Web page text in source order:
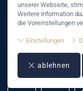
unserer Webseite,
Weitere Information
die Voreinstellungen
Einstellungen
ablehnen
© 2026 PHILATELIE
AGB
Impressum
Datenschutzerklärung